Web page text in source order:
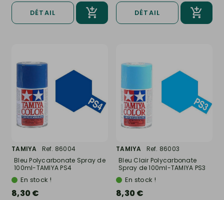
DÉTAIL DÉTAIL
TAMIYA
Ref. 86004
Bleu Polycarbonate Spray de
100ml-TAMIYA PS4
En stock !
8,30 €
TAMIYA
Ref. 86003
Bleu Clair Polycarbonate
Spray de 100ml-TAMIYA PS3
En stock !
8,30 €